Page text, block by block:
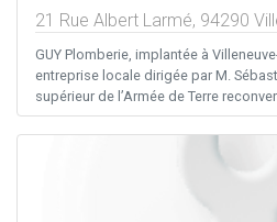
21 Rue Albert Larmé, 94290
GUY Plomberie, implantée à
entreprise locale dirigée par M.
supérieur de l’Armée de Terre